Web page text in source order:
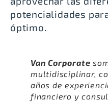
potencialidades
óptimo.
Van Corporate
multidisciplinar,
años de
financiero y